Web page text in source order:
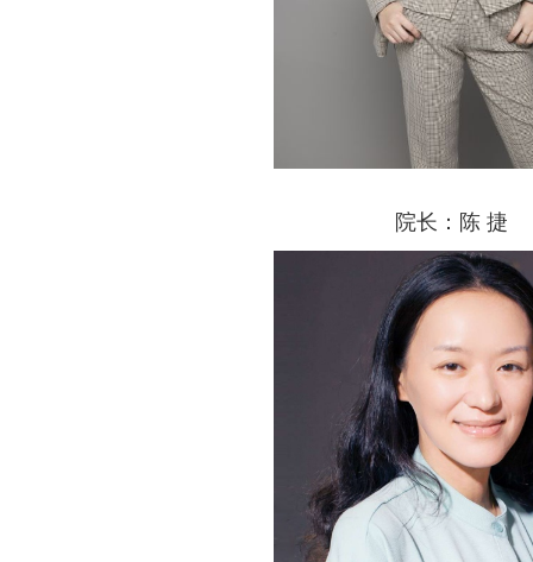
院长：陈 捷